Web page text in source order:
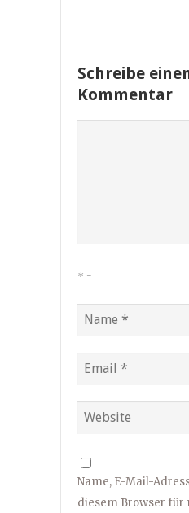
Schreibe
Kommentar
* =
Name, E-Mail-
diesem Browser für